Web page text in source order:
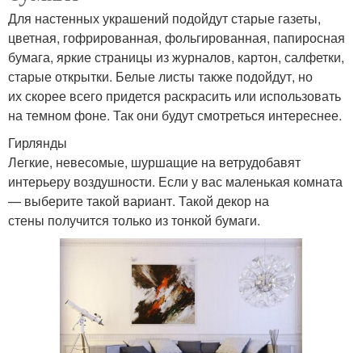
Для настенных украшений подойдут старые газеты,
цветная, гофрированная, фольгированная, папиросная
бумага, яркие страницы из журналов, картон, салфетки,
старые открытки. Белые листы также подойдут, но
их скорее всего придется раскрасить или использовать
на темном фоне. Так они будут смотреться интереснее.
Гирлянды
Легкие, невесомые, шуршащие на ветрудобавят
интерьеру воздушности. Если у вас маленькая комната
— выберите такой вариант. Такой декор на
стены получится только из тонкой бумаги.